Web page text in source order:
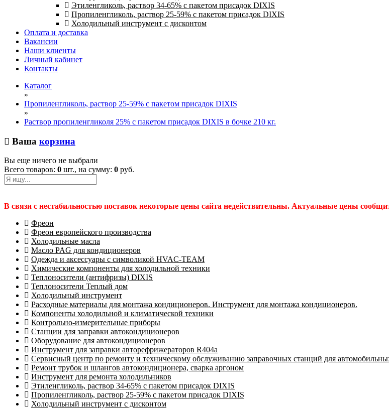
Этиленгликоль, раствор 34-65% с пакетом присадок DIXIS
Пропиленгликоль, раствор 25-59% с пакетом присадок DIXIS
Холодильный инструмент с дисконтом
Оплата и доставка
Вакансии
Наши клиенты
Личный кабинет
Контакты
Каталог
»
Пропиленгликоль, раствор 25-59% с пакетом присадок DIXIS
»
Раствор пропиленгликоля 25% с пакетом присадок DIXIS в бочке 210 кг.
Ваша корзина
Вы еще ничего не выбрали
Всего товаров: 0 шт., на сумму: 0 руб.
В связи с нестабильностью поставок некоторые цены сайта недействительны. Актуальные цены
Фреон
Фреон европейского производства
Холодильные масла
Масло PAG для кондиционеров
Одежда и аксессуары с символикой HVAC-TEAM
Химические компоненты для холодильной техники
Теплоносители (антифризы) DIXIS
Теплоносители Теплый дом
Холодильный инструмент
Расходные материалы для монтажа кондиционеров. Инструмент для монтажа кондиционеров.
Компоненты холодильной и климатической техники
Контрольно-измерительные приборы
Станции для заправки автокондиционеров
Оборудование для автокондиционеров
Инструмент для заправки авторефрижераторов R404a
Сервисный центр по ремонту и техническому обслуживанию заправочных станций для
Ремонт трубок и шлангов автокондиционера, сварка аргоном
Инструмент для ремонта холодильников
Этиленгликоль, раствор 34-65% с пакетом присадок DIXIS
Пропиленгликоль, раствор 25-59% с пакетом присадок DIXIS
Холодильный инструмент с дисконтом